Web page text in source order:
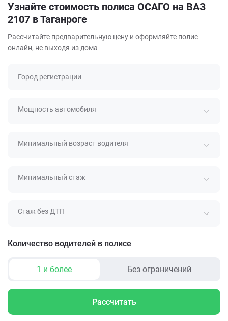
Узнайте стоимость полиса ОСАГО на ВАЗ
2107 в Таганроге
Рассчитайте предварительную цену и оформляйте полис
онлайн, не выходя из дома
Город регистрации
Мощность автомобиля
Минимальный возраст водителя
Минимальный стаж
Стаж без ДТП
Количество водителей в полисе
1 и более Без ограничений
Рассчитать